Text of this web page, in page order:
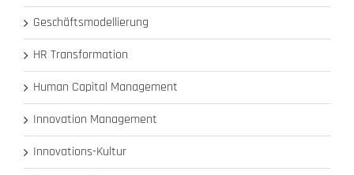
Geschäftsmodellierung
HR Transformation
Human Capital Management
Innovation Management
Innovations-Kultur